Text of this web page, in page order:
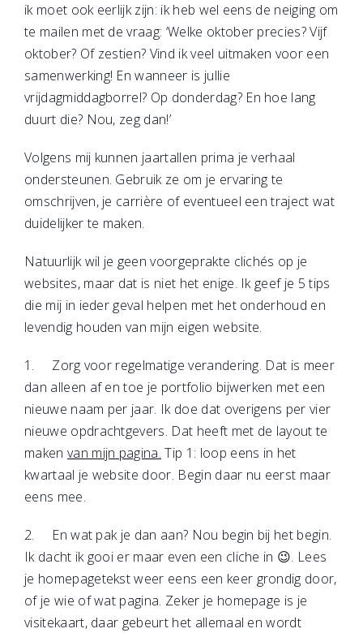
ik moet ook eerlijk zijn: ik heb wel eens de neiging om
te mailen met de vraag: ‘Welke oktober precies? Vijf
oktober? Of zestien? Vind ik veel uitmaken voor een
samenwerking! En wanneer is jullie
vrijdagmiddagborrel? Op donderdag? En hoe lang
duurt die? Nou, zeg dan!’
Volgens mij kunnen jaartallen prima je verhaal
ondersteunen. Gebruik ze om je ervaring te
omschrijven, je carrière of eventueel een traject wat
duidelijker te maken.
Natuurlijk wil je geen voorgeprakte clichés op je
websites, maar dat is niet het enige. Ik geef je 5 tips
die mij in ieder geval helpen met het onderhoud en
levendig houden van mijn eigen website.
1. Zorg voor regelmatige verandering. Dat is meer
dan alleen af en toe je portfolio bijwerken met een
nieuwe naam per jaar. Ik doe dat overigens per vier
nieuwe opdrachtgevers. Dat heeft met de layout te
maken van mijn pagina. Tip 1: loop eens in het
kwartaal je website door. Begin daar nu eerst maar
eens mee.
2. En wat pak je dan aan? Nou begin bij het begin.
Ik dacht ik gooi er maar even een cliche in 😉. Lees
je homepagetekst weer eens een keer grondig door,
of je wie of wat pagina. Zeker je homepage is je
visitekaart, daar gebeurt het allemaal en wordt